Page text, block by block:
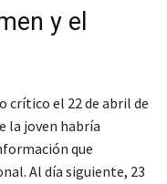
y el
crítico el 22 de abril de
la joven habría
que
Al día siguiente, 23